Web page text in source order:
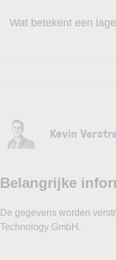
Wat betekent een
Kevin